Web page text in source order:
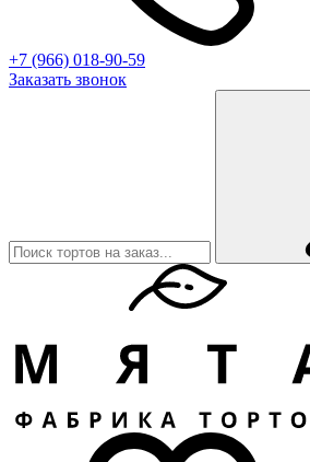
+7 (966) 018-90-59
Заказать звонок